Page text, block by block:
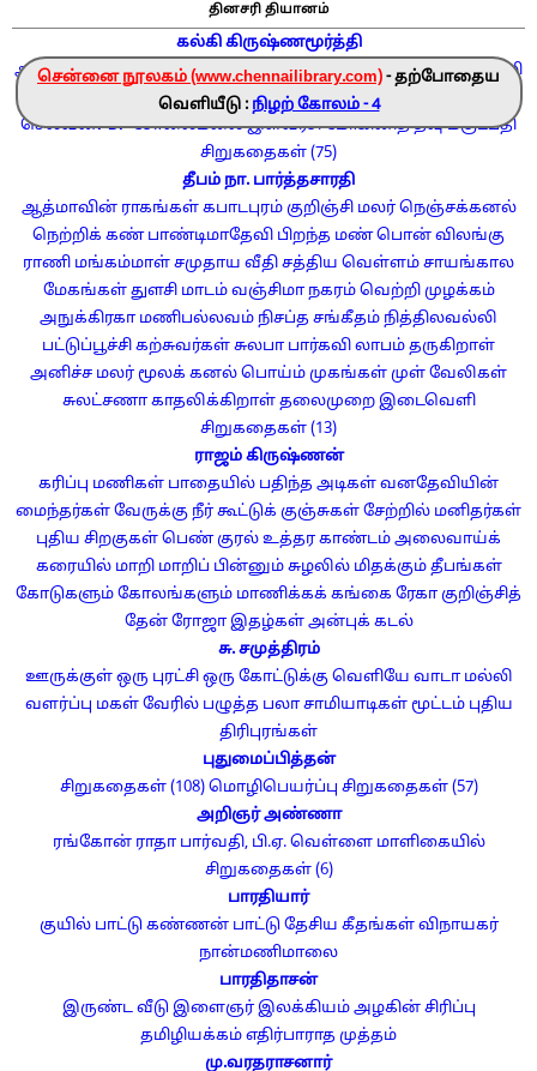
தினசரி தியானம்
சென்னை நூலகம் (www.chennailibrary.com)- தற்போதைய
வெளியீடு : நிழற் கோலம் - 4
கல்கி கிருஷ்ணமூர்த்தி
அலை ஓசைகள்வனின் காதலிசிவகாமியின் சபதம்தியாக பூமி
பார்த்திபன் கனவு பொய்மான் கரடுபொன்னியின்
செல்வன்PDFசோலைமலை இளவரசிமோகினித் தீவுமகுடபதி
சிறுகதைகள் (75)
தீபம் நா. பார்த்தசாரதி
ஆத்மாவின் ராகங்கள் கபாடபுரம் குறிஞ்சி மலர் நெஞ்சக்கனல்
நெற்றிக் கண் பாண்டிமாதேவி பிறந்த மண்பொன் விலங்கு
ராணி மங்கம்மாள்சமுதாய வீதிசத்திய வெள்ளம்சாயங்கால
மேகங்கள் துளசி மாடம் வஞ்சிமா நகரம் வெற்றி முழக்கம்
அநுக்கிரகா மணிபல்லவம் நிசப்த சங்கீதம் நித்திலவல்லி
பட்டுப்பூச்சிகற்சுவர்கள்சுலபா பார்கவி லாபம் தருகிறாள்
அனிச்ச மலர் மூலக் கனல்பொய்ம் முகங்கள்முள் வேலிகள்
சுலட்சணா காதலிக்கிறாள் தலைமுறை இடைவெளி
சிறுகதைகள் (13)
ராஜம் கிருஷ்ணன்
கரிப்பு மணிகள் பாதையில் பதிந்த அடிகள்வனதேவியின்
மைந்தர்கள்வேருக்கு நீர்கூட்டுக் குஞ்சுகள்சேற்றில் மனிதர்கள்
புதிய சிறகுகள்பெண் குரல்உத்தர காண்டம்அலைவாய்க்
கரையில் மாறி மாறிப் பின்னும் சுழலில் மிதக்கும் தீபங்கள்
கோடுகளும் கோலங்களும் மாணிக்கக் கங்கை ரேகா குறிஞ்சித்
தேன் ரோஜா இதழ்கள் அன்புக் கடல்
சு. சமுத்திரம்
ஊருக்குள் ஒரு புரட்சி ஒரு கோட்டுக்கு வெளியே வாடா மல்லி
வளர்ப்பு மகள் வேரில் பழுத்த பலா சாமியாடிகள் மூட்டம் புதிய
திரிபுரங்கள்
புதுமைப்பித்தன்
சிறுகதைகள் (108) மொழிபெயர்ப்பு சிறுகதைகள் (57)
அறிஞர் அண்ணா
ரங்கோன் ராதா பார்வதி, பி.ஏ. வெள்ளை மாளிகையில்
சிறுகதைகள் (6)
பாரதியார்
குயில் பாட்டு கண்ணன் பாட்டு தேசிய கீதங்கள் விநாயகர்
நான்மணிமாலை
பாரதிதாசன்
இருண்ட வீடு இளைஞர் இலக்கியம் அழகின் சிரிப்பு
தமிழியக்கம்எதிர்பாராத முத்தம்
மு.வரதராசனார்